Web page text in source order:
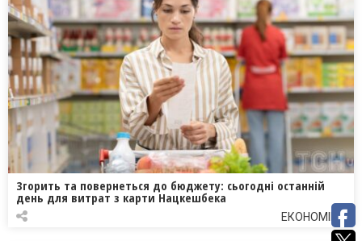
Згорить та повернеться до бюджету: сьогодні останній
день для витрат з карти Нацкешбека
ЕКОНОМІКА